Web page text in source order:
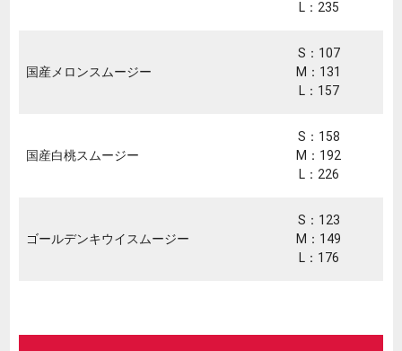
L：235
国産メロンスムージー
S：107
M：131
L：157
国産白桃スムージー
S：158
M：192
L：226
ゴールデンキウイスムージー
S：123
M：149
L：176